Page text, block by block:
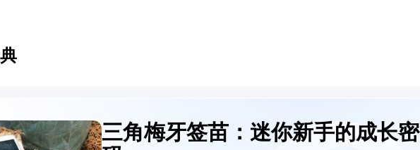
三角梅牙签苗：迷你新手的成长密